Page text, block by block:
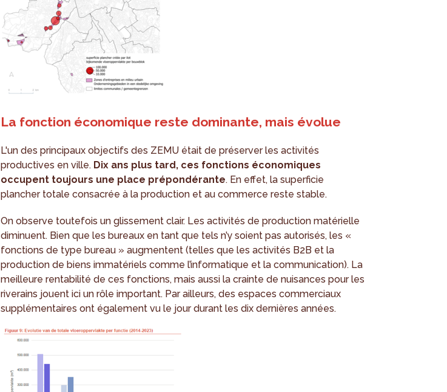
La fonction économique reste dominante, mais évolue
L'un des principaux objectifs des ZEMU était de préserver les activités
productives en ville. Dix ans plus tard, ces fonctions économiques
occupent toujours une place prépondérante. En effet, la superficie
plancher totale consacrée à la production et au commerce reste stable.
On observe toutefois un glissement clair. Les activités de production matérielle
diminuent. Bien que les bureaux en tant que tels n’y soient pas autorisés, les «
fonctions de type bureau » augmentent (telles que les activités B2B et la
production de biens immatériels comme l’informatique et la communication). La
meilleure rentabilité de ces fonctions, mais aussi la crainte de nuisances pour les
riverains jouent ici un rôle important. Par ailleurs, des espaces commerciaux
supplémentaires ont également vu le jour durant les dix dernières années.